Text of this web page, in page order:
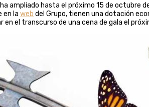
ha ampliado hasta el próximo 15 de octubre
en la web del Grupo, tienen una dotación
en el transcurso de una cena de gala el